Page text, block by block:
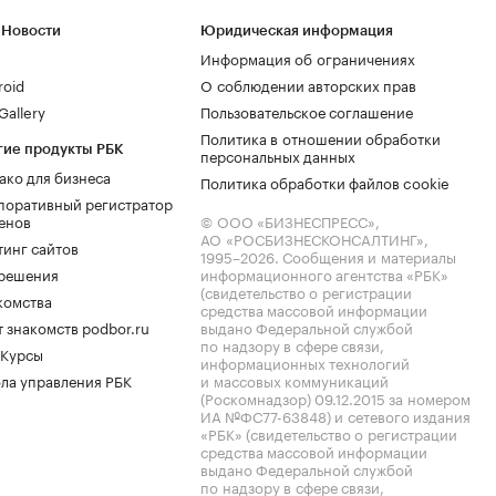
продукты РБК
для бизнеса
регистратор
сайтов
знакомств podbor.ru
управления РБК
Юридическая информация
Информация об ограничениях
О соблюдении авторских прав
Пользовательское соглашение
Политика в отношении обработки
персональных данных
Политика обработки файлов cookie
© ООО «БИЗНЕСПРЕСС»,
АО «РОСБИЗНЕСКОНСАЛТИНГ»,
1995–2026. Сообщения и материалы
информационного агентства «РБК»
(свидетельство о регистрации
средства массовой информации
выдано Федеральной службой
по надзору в сфере связи,
информационных технологий
и массовых коммуникаций
(Роскомнадзор) 09.12.2015 за номером
ИА №ФС77-63848) и сетевого издания
«РБК» (свидетельство о регистрации
средства массовой информации
выдано Федеральной службой
по надзору в сфере связи,